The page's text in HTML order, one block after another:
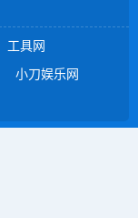
工具网
小刀娱乐网